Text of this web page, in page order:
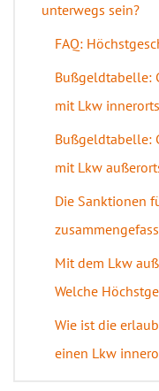
unterwegs sein?
FAQ:
Bußgeldtabelle:
mit Lkw innerorts
Bußgeldtabelle:
mit Lkw
Die Sanktionen
Mit dem Lkw
Welche
Wie ist die
einen Lkw